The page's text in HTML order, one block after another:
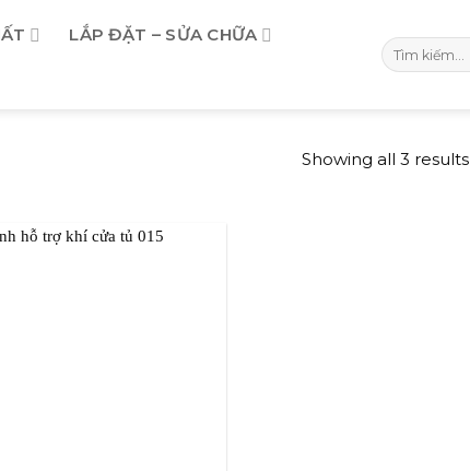
LẮP ĐẶT – SỬA CHỮA
Tìm
kiếm:
Showing all 3 results